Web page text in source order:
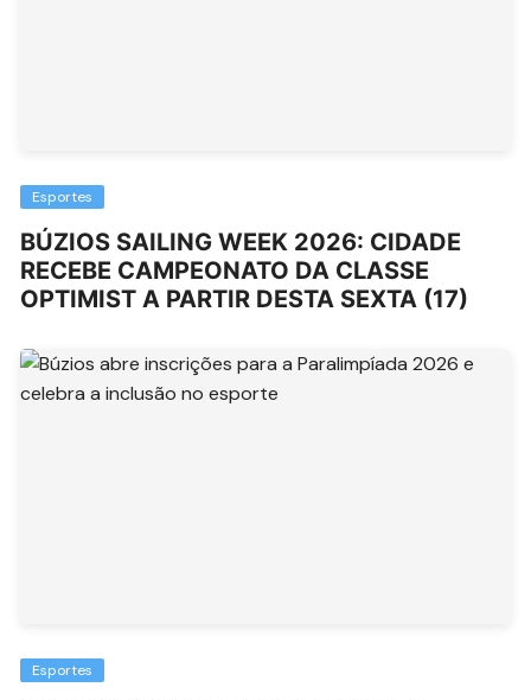
Esportes
BÚZIOS SAILING WEEK 2026: CIDADE
RECEBE CAMPEONATO DA CLASSE
OPTIMIST A PARTIR DESTA SEXTA (17)
Esportes